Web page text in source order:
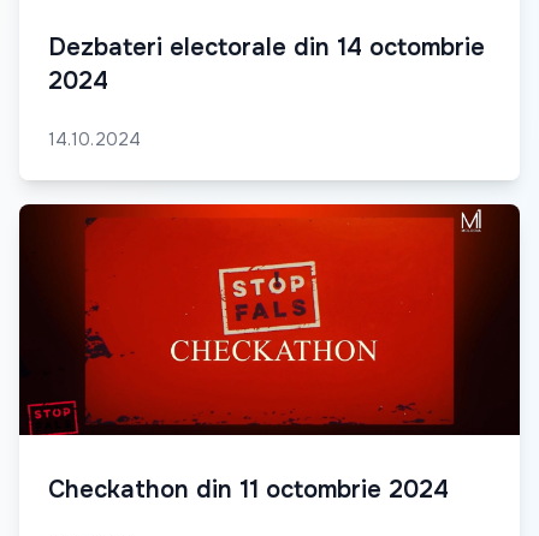
Dezbateri electorale din 14 octombrie
2024
14.10.2024
Checkathon din 11 octombrie 2024